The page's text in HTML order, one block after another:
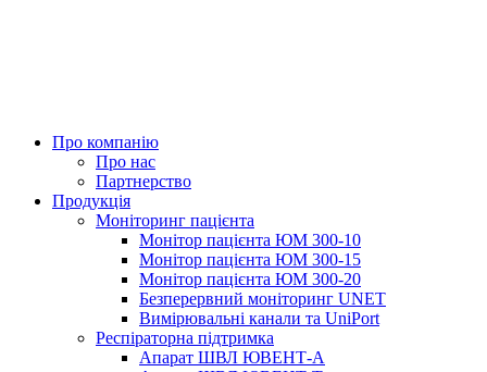
Про компанію
Про нас
Партнерство
Продукція
Моніторинг пацієнта
Монітор пацієнта ЮМ 300-10
Монітор пацієнта ЮМ 300-15
Монітор пацієнта ЮМ 300-20
Безперервний моніторинг UNET
Вимірювальні канали та UniPort
Респіраторна підтримка
Апарат ШВЛ ЮВЕНТ-А